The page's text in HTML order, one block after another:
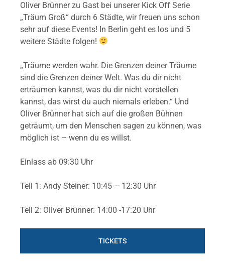
Oliver Brünner zu Gast bei unserer Kick Off Serie
„Träum Groß“ durch 6 Städte, wir freuen uns schon
sehr auf diese Events! In Berlin geht es los und 5
weitere Städte folgen!
„Träume werden wahr. Die Grenzen deiner Träume
sind die Grenzen deiner Welt. Was du dir nicht
erträumen kannst, was du dir nicht vorstellen
kannst, das wirst du auch niemals erleben.“ Und
Oliver Brünner hat sich auf die großen Bühnen
geträumt, um den Menschen sagen zu können, was
möglich ist – wenn du es willst.
Einlass ab 09:30 Uhr
Teil 1: Andy Steiner: 10:45 – 12:30 Uhr
Teil 2: Oliver Brünner: 14:00 -17:20 Uhr
TICKETS